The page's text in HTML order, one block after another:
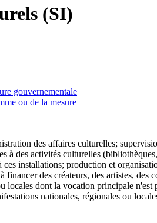
(SI)
gouvernementale
ou de la mesure
des affaires culturelles;
à des activités culturelles
installations; production et
financer des créateurs, des artistes,
locales dont la vocation principale
nationales, régionales ou